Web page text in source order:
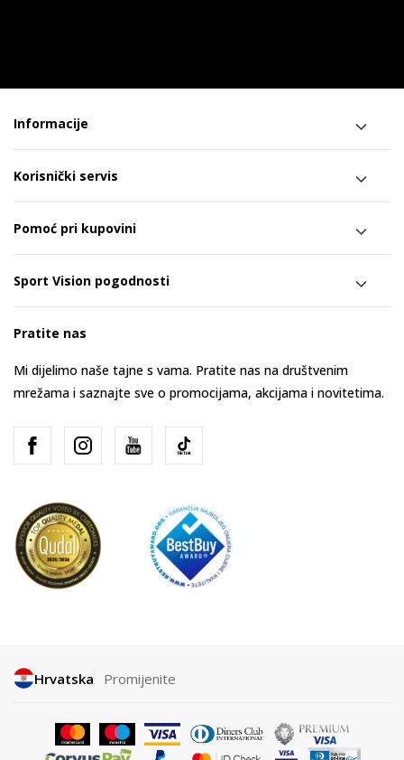
Informacije
Korisnički servis
Pomoć pri kupovini
Sport Vision pogodnosti
Pratite nas
Mi dijelimo naše tajne s vama. Pratite nas na društvenim
mrežama i saznajte sve o promocijama, akcijama i novitetima.
Hrvatska Promijenite